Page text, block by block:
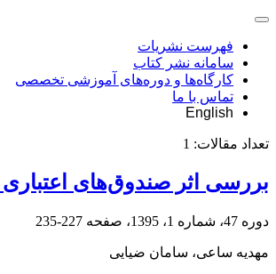
فهرست نشریات
سامانه نشر کتاب
کارگاه‌ها و دوره‌های آموزشی تخصصی
تماس با ما
English
تعداد مقالات: 1
بررسی اثر صندوق‌های
دوره 47، شماره 1، 1395، صفحه 227-235
مهدیه ساعی، سامان ضیایی